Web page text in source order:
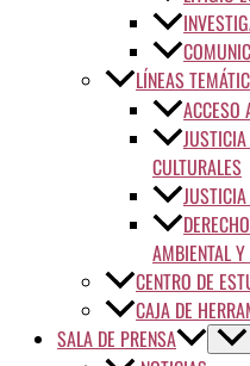
LÍNEAS
ACCESO
CULTURALES
AMBIENTAL
CENTRO DE
CAJA DE
SALA DE PRENSA